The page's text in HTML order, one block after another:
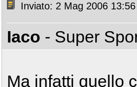
Inviato: 2 Mag 2006 13:56
Iaco - Super
Ma infatti quello